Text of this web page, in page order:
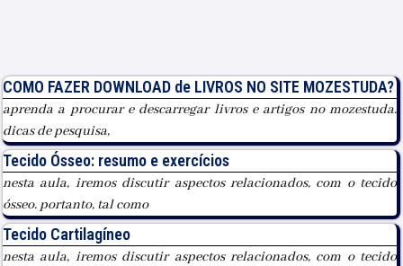
COMO FAZER DOWNLOAD de LIVROS NO SITE MOZESTUDA?
aprenda a procurar e descarregar livros e artigos no mozestuda.
dicas de pesquisa,
Tecido Ósseo: resumo e exercícios
nesta aula, iremos discutir aspectos relacionados, com o tecido
ósseo. portanto, tal como
Tecido Cartilagíneo
nesta aula, iremos discutir aspectos relacionados, com o tecido